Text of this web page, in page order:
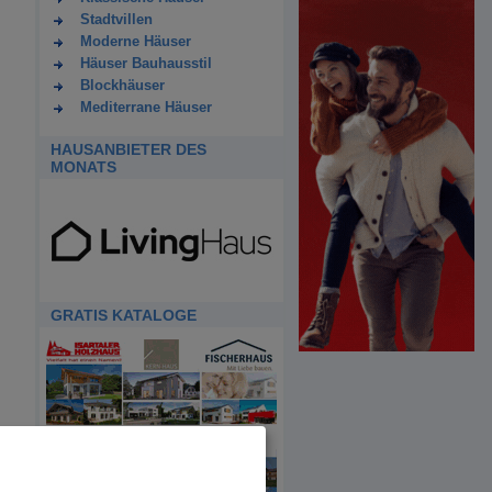
Stadtvillen
Moderne Häuser
Häuser Bauhausstil
Blockhäuser
Mediterrane Häuser
HAUSANBIETER DES
MONATS
GRATIS KATALOGE